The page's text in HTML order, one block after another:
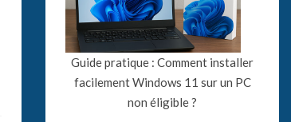
Guide pratique : Comment installer
facilement Windows 11 sur un PC
non éligible ?